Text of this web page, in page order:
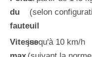
du
fauteuil
(selon
Vitessejusqu'à 10 km/h